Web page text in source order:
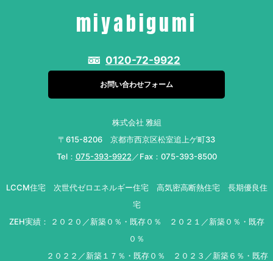
miyabigumi
0120-72-9922
お問い合わせフォーム
株式会社 雅組
〒615-8206 京都市西京区松室追上ゲ町33
Tel： 075-393-9922 ／Fax：075-393-8500
LCCM住宅 次世代ゼロエネルギー住宅 高気密高断熱住宅 長期優良住
宅
ZEH実績： ２０２０／新築０％・既存０％ ２０２１／新築０％・既存
０％
２０２２／新築１７％・既存０％ ２０２３／新築６％・既存